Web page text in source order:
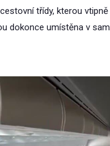
třídy, kterou
dokonce umístěna v